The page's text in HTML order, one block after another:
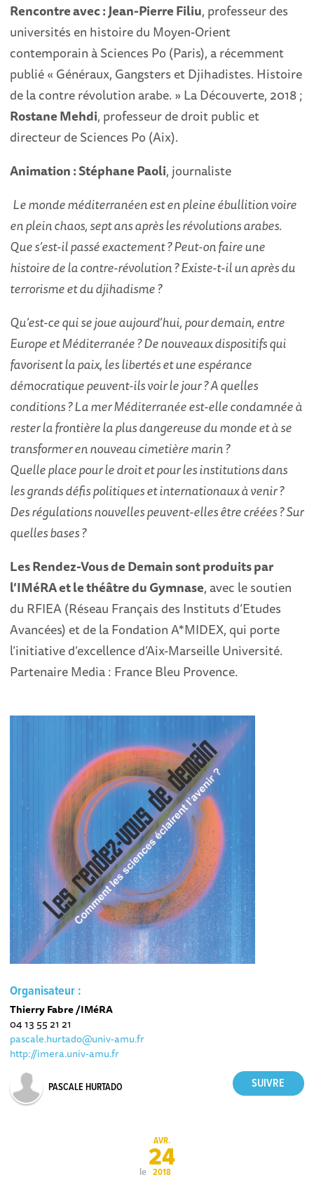
Rencontre avec :Jean-Pierre Filiu, professeur des
universités en histoire du Moyen-Orient
contemporain à Sciences Po (Paris), a récemment
publié « Généraux, Gangsters et Djihadistes. Histoire
de la contre révolution arabe. » La Découverte, 2018 ;
Rostane Mehdi, professeur de droit public et
directeur de Sciences Po (Aix).
Animation : Stéphane Paoli, journaliste
Le monde méditerranéen est en pleine ébullition voire
en plein chaos, sept ans après lesrévolutions arabes.
Que s’est-il passé exactement ? Peut-on faire une
histoire de lacontre-révolution ? Existe-t-il un après du
terrorisme et du djihadisme ?
Qu’est-ce qui se joue aujourd’hui, pour demain, entre
Europe et Méditerranée ? De nouveaux dispositifs qui
favorisent la paix, les libertés et une espérance
démocratique peuvent-ils voir le jour ? A quelles
conditions ? La mer Méditerranée est-elle condamnée à
rester la frontière la plus dangereuse du monde et à se
transformer en nouveau cimetière marin ?
Quelle place pour le droit et pour les institutions dans
les grands défis politiques et internationaux à venir ?
Des régulations nouvelles peuvent-elles être créées ? Sur
quelles bases ?
Les Rendez-Vous de Demain sont produits par
l’IMéRA et le théâtre du Gymnase, avec le soutien
du RFIEA (Réseau Français des Instituts d’Etudes
Avancées) et de la Fondation A*MIDEX, qui porte
l’initiative d’excellence d’Aix-Marseille Université.
Partenaire Media : France Bleu Provence.
Organisateur :
Thierry Fabre /IMéRA
04 13 55 21 21
pascale.hurtado@univ-amu.fr
http://imera.univ-amu.fr
PASCALE HURTADO
le
AVR.
24
2018